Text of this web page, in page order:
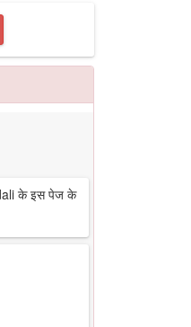
के इस पेज के